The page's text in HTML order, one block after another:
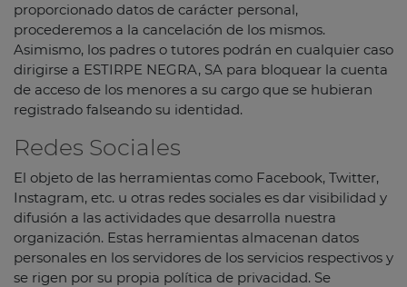
proporcionado datos de carácter personal,
procederemos a la cancelación de los mismos.
Asimismo, los padres o tutores podrán en cualquier caso
dirigirse a ESTIRPE NEGRA, SA para bloquear la cuenta
de acceso de los menores a su cargo que se hubieran
registrado falseando su identidad.
Redes Sociales
El objeto de las herramientas como Facebook, Twitter,
Instagram, etc. u otras redes sociales es dar visibilidad y
difusión a las actividades que desarrolla nuestra
organización. Estas herramientas almacenan datos
personales en los servidores de los servicios respectivos y
se rigen por su propia política de privacidad. Se